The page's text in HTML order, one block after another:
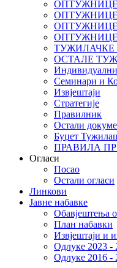
ОПТУЖНИЦЕ
ОПТУЖНИЦЕ
ОПТУЖНИЦЕ
ОПТУЖНИЦЕ
ТУЖИЛАЧКЕ
ОСТАЛЕ
Семинари и
Извјештаји
Стратегије
Правилник
Остали
Буџет
ПРАВИЛА
Огласи
Посао
Остали огласи
Линкови
Јавне набавке
Обавјештења
План набавки
Извјештаји и
Одлуке 2023 -
Одлуке 2016 -